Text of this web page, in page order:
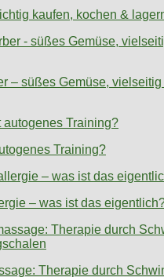
kaufen, kochen &
– süßes Gemüse, vielseitig
Training?
– was ist das
Therapie durch